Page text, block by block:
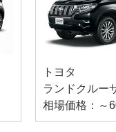
トヨタ
ランドクルー
相場価格：～